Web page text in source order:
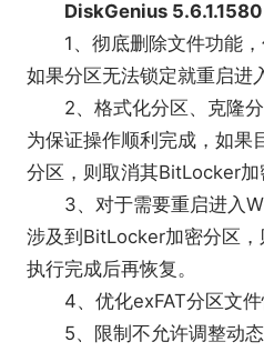
DiskGenius 5.6.1.1580
1、彻底删除文件功能，
如果分区无法锁定就重启进
2、格式化分区、克隆分
为保证操作顺利完成，如果
分区，则取消其BitLocker加
3、对于需要重启进入
涉及到BitLocker加密分区，
执行完成后再恢复。
4、优化exFAT分区文件
5、限制不允许调整动态